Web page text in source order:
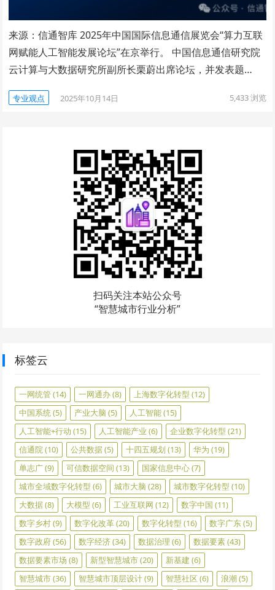
来源：信通智库 2025年中国国际信息通信展览会“算力互联
网赋能人工智能发展论坛”在京举行。 中国信息通信研究院
云计算与大数据研究所副所长栗蔚出席论坛，并发表题…
专业观点 2025年10月14日 5,433浏览
扫码关注本站公众号
“智慧城市行业分析”
标签云
一网统管(14) 一网通办(8) 上海数字化转型 (12)
中国系统(5) 产业大脑 (5) 人工智能(15)
人工智能+行动 (15) 人工智能产业 (6) 企业数字化转型 (21)
信通院(10) 公共数据(5) 十四五规划 (13) 华为 (19)
单志广(9) 可信数据空间 (13) 国家信息中心(7)
城市全域数字化转型 (6) 城市大脑 (28) 城市数字化转型 (10)
大数据(8) 大模型 (6) 工业互联网 (12) 数字中国 (11)
数字乡村(9) 数字化改革(20) 数字化转型 (16) 数字广东(5)
数字政府(56) 数字经济(34) 数据治理 (6) 数据要素(43)
数据要素市场 (8) 新型智慧城市(20) 新基建 (6)
智慧城市(36) 智慧城市顶层设计(9) 智慧社区 (6) 浪潮(5)